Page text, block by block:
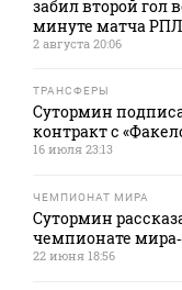
забил второй гол
минуте матча
2 августа 20:06
ТРАНСФЕРЫ
Сутормин
контракт с
16 июля 23:13
ЧЕМПИОНАТ МИРА
Сутормин
чемпионате
22 июня 18:56